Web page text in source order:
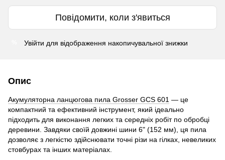
Повідомити, коли з'явиться
Увійти для відображення накопичувальної знижки
Опис
Акумуляторна ланцюгова пила Grosser GCS 601 — це
компактний та ефективний інструмент, який ідеально
підходить для виконання легких та середніх робіт по обробці
деревини. Завдяки своїй довжині шини 6" (152 мм), ця пила
дозволяє з легкістю здійснювати точні різи на гілках, невеликих
стовбурах та інших матеріалах.